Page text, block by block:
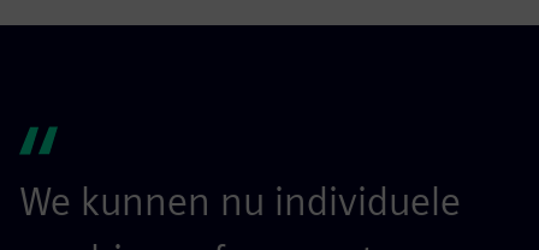
We kunnen nu individuele